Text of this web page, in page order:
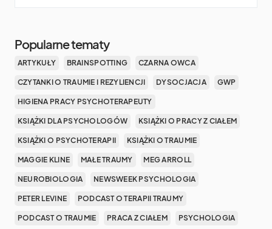
Popularne tematy
ARTYKUŁY BRAINSPOTTING CZARNA OWCA
CZYTANKI O TRAUMIE I REZYLIENCJI DYSOCJACJA GWP
HIGIENA PRACY PSYCHOTERAPEUTY
KSIĄŻKI DLA PSYCHOLOGÓW KSIĄŻKI O PRACY Z CIAŁEM
KSIĄŻKI O PSYCHOTERAPII KSIĄŻKI O TRAUMIE
MAGGIE KLINE MAŁE TRAUMY MEG ARROLL
NEUROBIOLOGIA NEWSWEEK PSYCHOLOGIA
PETER LEVINE PODCAST O TERAPII TRAUMY
PODCAST O TRAUMIE PRACA Z CIAŁEM PSYCHOLOGIA